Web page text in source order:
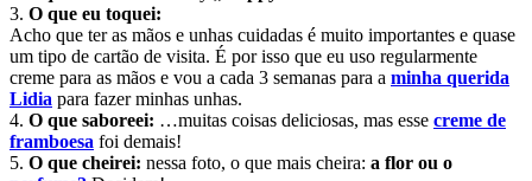
3. O que eu toquei:
Acho que ter as mãos e unhas cuidadas é muito importantes e quase
um tipo de cartão de visita. É por isso que eu uso regularmente
creme para as mãos e vou a cada 3 semanas para a minha querida
Lidia para fazer minhas unhas.
4. O que saboreei: …muitas coisas deliciosas, mas esse creme de
framboesa foi demais!
5. O que cheirei: nessa foto, o que mais cheira: a flor ou o